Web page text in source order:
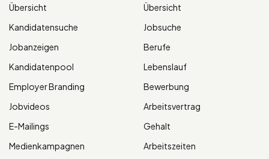
Übersicht
Kandidatensuche
Jobanzeigen
Kandidatenpool
Employer Branding
Jobvideos
E-Mailings
Medienkampagnen
Übersicht
Jobsuche
Berufe
Lebenslauf
Bewerbung
Arbeitsvertrag
Gehalt
Arbeitszeiten